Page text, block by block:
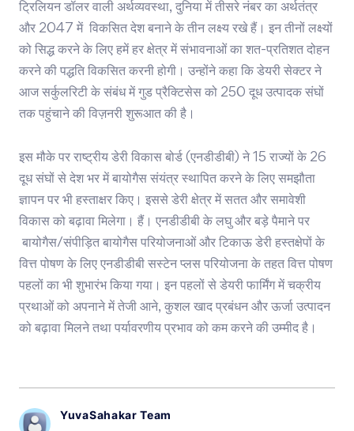
ट्रिलियन डॉलर वाली अर्थव्यवस्था, दुनिया में तीसरे नंबर का अर्थतंत्र
और 2047 में विकसित देश बनाने के तीन लक्ष्य रखे हैं। इन तीनों लक्ष्यों
को सिद्ध करने के लिए हमें हर क्षेत्र में संभावनाओं का शत-प्रतिशत दोहन
करने की पद्धति विकसित करनी होगी। उन्होंने कहा कि डेयरी सेक्टर ने
आज सर्कुलरिटी के संबंध में गुड प्रैक्टिसेस को 250 दूध उत्पादक संघों
तक पहुंचाने की विज़नरी शुरूआत की है।
इस मौके पर राष्ट्रीय डेरी विकास बोर्ड (एनडीडीबी) ने 15 राज्यों के 26
दूध संघों से देश भर में बायोगैस संयंत्र स्थापित करने के लिए समझौता
ज्ञापन पर भी हस्ताक्षर किए। इससे डेरी क्षेत्र में सतत और समावेशी
विकास को बढ़ावा मिलेगा। हैं। एनडीडीबी के लघु और बड़े पैमाने पर
बायोगैस/संपीड़ित बायोगैस परियोजनाओं और टिकाऊ डेरी हस्तक्षेपों के
वित्त पोषण के लिए एनडीडीबी सस्टेन प्लस परियोजना के तहत वित्त पोषण
पहलों का भी शुभारंभ किया गया। इन पहलों से डेयरी फार्मिंग में चक्रीय
प्रथाओं को अपनाने में तेजी आने, कुशल खाद प्रबंधन और ऊर्जा उत्पादन
को बढ़ावा मिलने तथा पर्यावरणीय प्रभाव को कम करने की उम्मीद है।
YuvaSahakar Team